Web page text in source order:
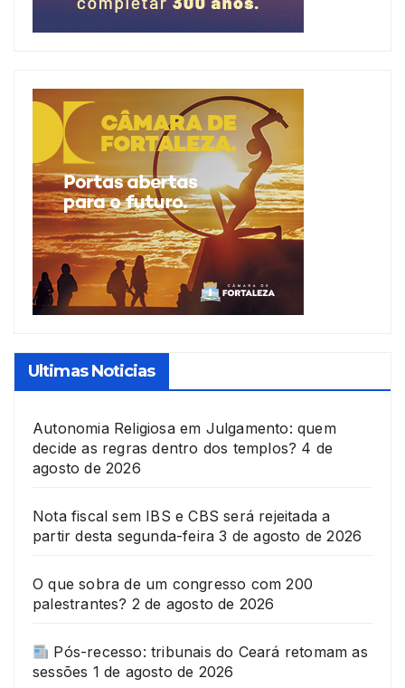
Ultimas Noticias
Autonomia Religiosa em Julgamento: quem
decide as regras dentro dos templos? 4 de
agosto de 2026
Nota fiscal sem IBS e CBS será rejeitada a
partir desta segunda-feira 3 de agosto de 2026
O que sobra de um congresso com 200
palestrantes? 2 de agosto de 2026
Pós-recesso: tribunais do Ceará retomam as
sessões 1 de agosto de 2026